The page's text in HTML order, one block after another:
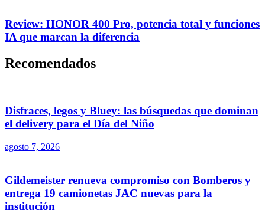
Review: HONOR 400 Pro, potencia total y funciones
IA que marcan la diferencia
Recomendados
Disfraces, legos y Bluey: las búsquedas que dominan
el delivery para el Día del Niño
agosto 7, 2026
Gildemeister renueva compromiso con Bomberos y
entrega 19 camionetas JAC nuevas para la
institución